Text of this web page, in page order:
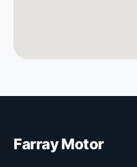
Farray Motor